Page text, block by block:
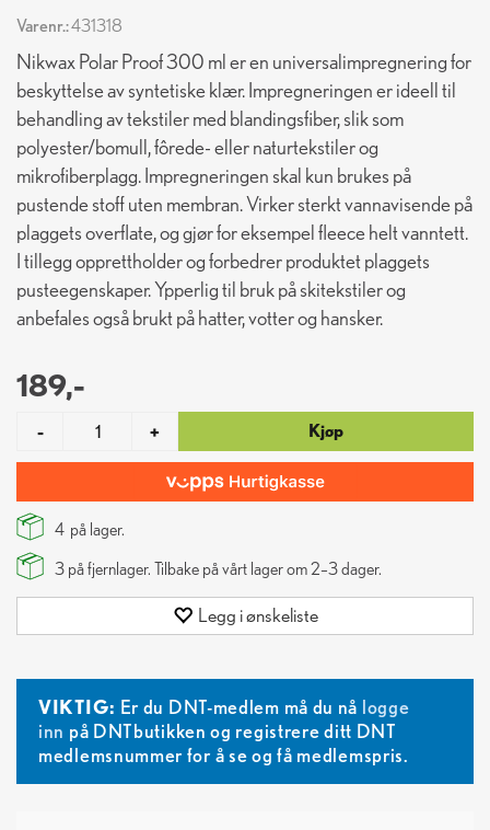
Varenr.:431318
Nikwax Polar Proof 300 ml er en universalimpregnering for
beskyttelse av syntetiske klær. Impregneringen er ideell til
behandling av tekstiler med blandingsfiber, slik som
polyester/bomull, fôrede- eller naturtekstiler og
mikrofiberplagg. Impregneringen skal kun brukes på
pustende stoff uten membran. Virker sterkt vannavisende på
plaggets overflate, og gjør for eksempel fleece helt vanntett.
I tillegg opprettholder og forbedrer produktet plaggets
pusteegenskaper. Ypperlig til bruk på skitekstiler og
anbefales også brukt på hatter, votter og hansker.
189,-
- + Kjøp
4 på lager.
3 på fjernlager. Tilbake på vårt lager om 2–3 dager.
Legg i ønskeliste
VIKTIG: Er du DNT-medlem må du nå logge
inn på DNTbutikken og registrere ditt DNT
medlemsnummer for å se og få medlemspris.